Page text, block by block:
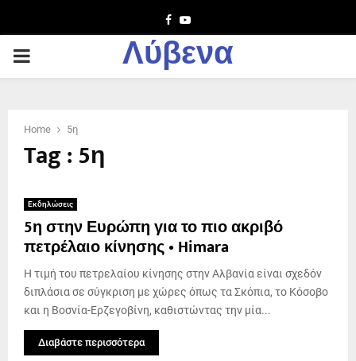
Facebook
Youtube
PRIMARY
Λύβενα
Home 5η
Tag : 5η
Εκδηλώσεις
5η στην Ευρώπη για το πιο ακριβό
πετρέλαιο κίνησης • Himara
Η τιμή του πετρελαίου κίνησης στην Αλβανία είναι σχεδόν
διπλάσια σε σύγκριση με χώρες όπως τα Σκόπια, το Κόσοβο
και η Βοσνία-Ερζεγοβίνη, καθιστώντας την μία...
Διαβάστε περισσότερα